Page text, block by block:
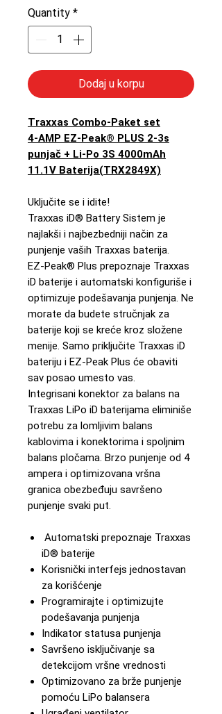
Quantity *
Dodaj u korpu
Traxxas Combo-Paket set
4-AMP EZ-Peak® PLUS 2-3s
punjač + Li-Po 3S 4000mAh
11.1V Baterija(TRX2849X)
Uključite se i idite!
Traxxas iD® Battery Sistem je
najlakši i najbezbedniji način za
punjenje vaših Traxxas baterija.
EZ-Peak® Plus prepoznaje Traxxas
iD baterije i automatski konfiguriše i
optimizuje podešavanja punjenja. Ne
morate da budete stručnjak za
baterije koji se kreće kroz složene
menije. Samo priključite Traxxas iD
bateriju i EZ-Peak Plus će obaviti
sav posao umesto vas.
Integrisani konektor za balans na
Traxxas LiPo iD baterijama eliminiše
potrebu za lomljivim balans
kablovima i konektorima i spoljnim
balans pločama. Brzo punjenje od 4
ampera i optimizovana vršna
granica obezbeđuju savršeno
punjenje svaki put.
Automatski prepoznaje Traxxas
iD® baterije
Korisnički interfejs jednostavan
za korišćenje
Programirajte i optimizujte
podešavanja punjenja
Indikator statusa punjenja
Savršeno isključivanje sa
detekcijom vršne vrednosti
Optimizovano za brže punjenje
pomoću LiPo balansera